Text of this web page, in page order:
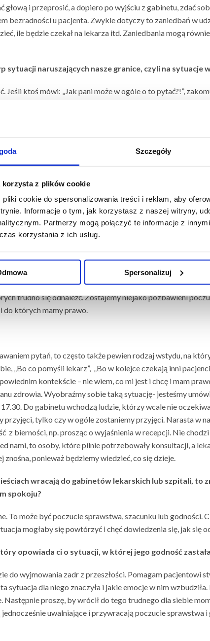
Szczegóły
korzysta z plików cookie
cookie do spersonalizowania treści i reklam, aby
Informacje o tym, jak korzystasz z naszej witryny,
Partnerzy mogą połączyć te informacje z
korzystania z ich usług.
Spersonalizuj
głową i przeprosić, a dopiero po wyjściu z gabinetu, zdać
bezradności u pacjenta. Zwykle dotyczy to zaniedbań w
ile będzie czekał na lekarza itd. Zaniedbania mogą
sytuacji naruszających nasze granice, czyli na sytuacje
Jeśli ktoś mówi: „Jak pani może w ogóle o to pytać?!”,
absurdalne, że zadaję tak głupie pytania”. Po
Ale bywa też, że nadawca dalej narusza granice,
możemy odwołać się do swoich granic i uczuć: „Ten
– możemy powiedzieć to łagodnym tonem, ważne, byśmy
Ja na przykład bardzo trudno znoszę pobieranie krwi, ale
ze strony personelu medycznego. Może raz w życiu
krwi, to sytuacja, w której jest mi trudno, a to, co pan/pani
wywołujące bezradność. Ostatnio moja
lekarz zbywał jej pytania. Wydaje mi się, że brak
granic.
tego w sposób niechętny i niezwykle oszczędny to
trudno się odnaleźć. Zostajemy niejako pozbawieni
do których mamy prawo.
pytań, to często także pewien rodzaj wstydu, na
„Bo co pomyśli lekarz”, „Bo w kolejce czekają inni
kontekście – nie wiem, co mi jest i chcę i mam
zdrowia. Wyobraźmy sobie taką sytuację- jesteśmy
Do gabinetu wchodzą ludzie, którzy wcale nie
przyjęci, tylko czy w ogóle zostaniemy przyjęci. Narasta w
z bierności, np. prosząc o wyjaśnienia w recepcji. Nie
nami, to osoby, które pilnie potrzebowały konsultacji, a
ponieważ będziemy wiedzieć, co się dzieje.
wracają do gabinetów lekarskich lub szpitali, to
spokoju?
To może być poczucie sprawstwa, szacunku lub godności.
mogłaby się powtórzyć i chęć dowiedzenia się, jak się
opowiada ci o sytuacji, w której jego godność
do wyjmowania zadr z przeszłości. Pomagam
sytuacja dla niego znaczyła i jakie emocje w nim
Następnie proszę, by wrócił do tego trudnego dla siebie
uwalniające i przywracają poczucie sprawstwa i